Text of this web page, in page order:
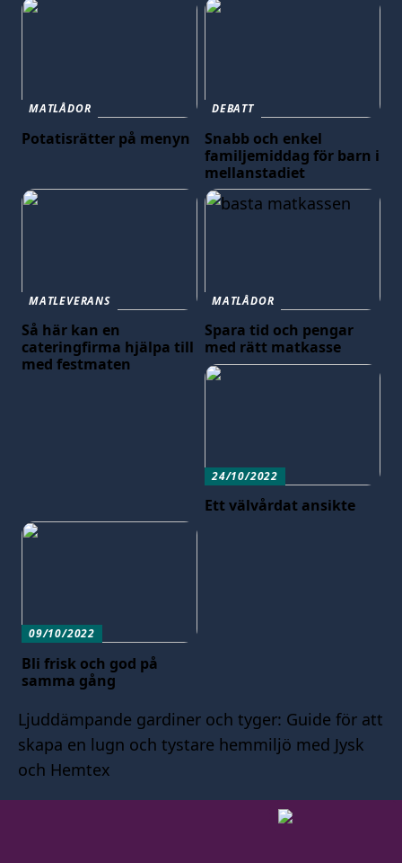
MATLÅDOR
Potatisrätter på menyn
DEBATT
Snabb och enkel
familjemiddag för barn i
mellanstadiet
MATLEVERANS
Så här kan en
cateringfirma hjälpa till
med festmaten
MATLÅDOR
Spara tid och pengar
med rätt matkasse
24/10/2022
Ett välvårdat ansikte
09/10/2022
Bli frisk och god på
samma gång
Ljuddämpande gardiner och tyger: Guide för att
skapa en lugn och tystare hemmiljö med Jysk
och Hemtex